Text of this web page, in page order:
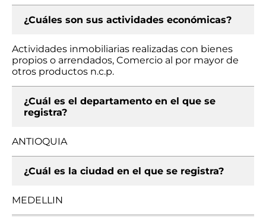
¿Cuáles son sus actividades económicas?
Actividades inmobiliarias realizadas con bienes
propios o arrendados, Comercio al por mayor de
otros productos n.c.p.
¿Cuál es el departamento en el que se
registra?
ANTIOQUIA
¿Cuál es la ciudad en el que se registra?
MEDELLIN